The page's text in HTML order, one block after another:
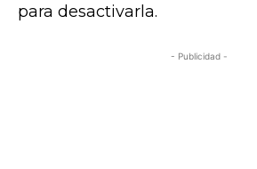
para desactivarla.
- Publicidad -